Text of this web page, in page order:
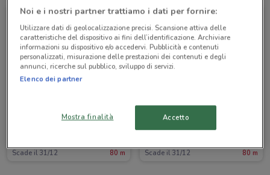
Scade il 31/12 80 m
Alpitour
Scade il 31/12 80 m
Noi e i nostri partner trattiamo i dati per fornire:
Utilizzare dati di geolocalizzazione precisi. Scansione attiva delle
caratteristiche del dispositivo ai fini dell’identificazione. Archiviare
informazioni su dispositivo e/o accedervi. Pubblicità e contenuti
personalizzati, misurazione delle prestazioni dei contenuti e degli
annunci, ricerche sul pubblico, sviluppo di servizi.
Elenco dei partner
Mostra finalità Accetto